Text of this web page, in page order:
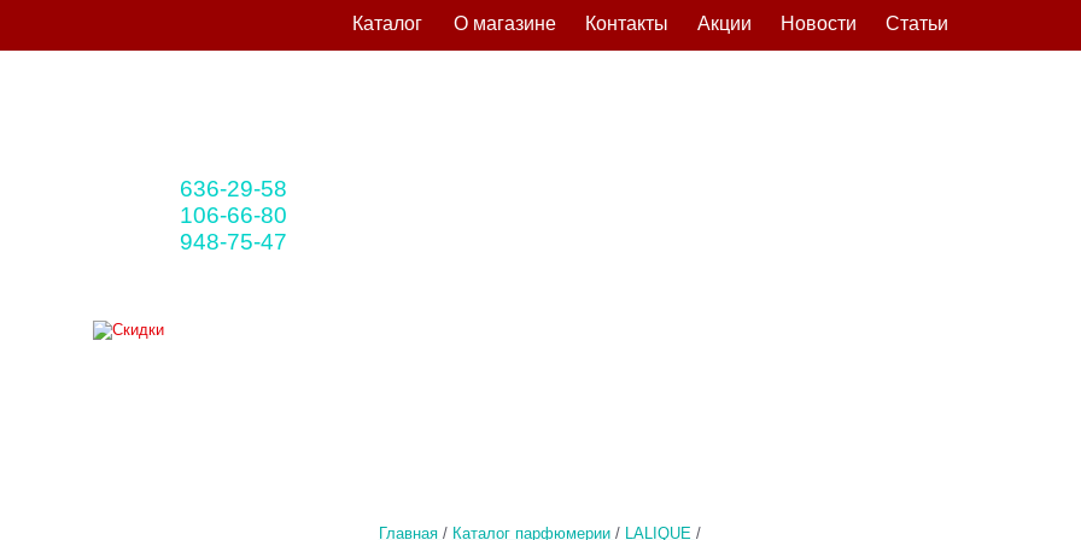
Главная / Каталог парфюмерии / LALIQUE /
636-29-58
106-66-80
948-75-47
Статьи
Новости
Акции
Контакты
О магазине
Каталог